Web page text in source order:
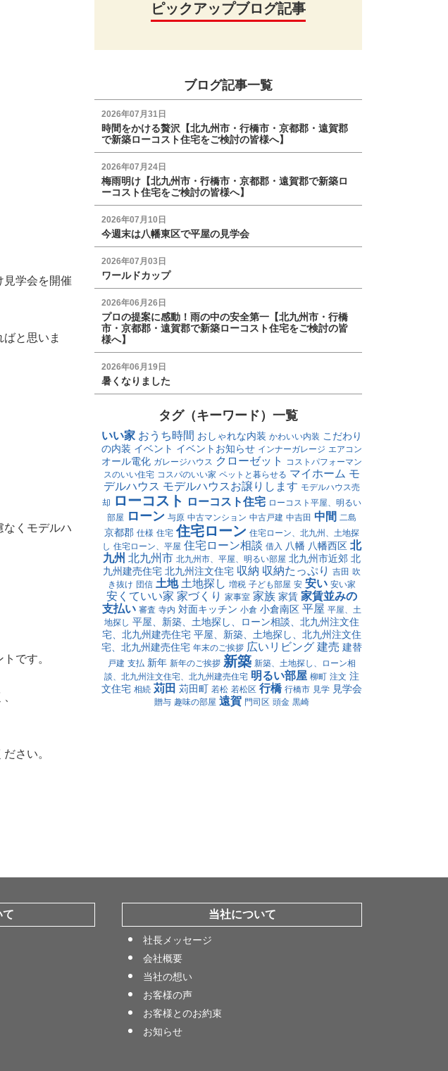
見学会を開催
と思いま
なくモデルハ
です。
さい。
ピックアップブログ記事
ブログ記事一覧
2026年07月31日
時間をかける贅沢【北九州市・行橋市・京都郡・遠賀郡
で新築ローコスト住宅をご検討の皆様へ】
2026年07月24日
梅雨明け【北九州市・行橋市・京都郡・遠賀郡で新築ロ
ーコスト住宅をご検討の皆様へ】
2026年07月10日
今週末は八幡東区で平屋の見学会
2026年07月03日
ワールドカップ
2026年06月26日
プロの提案に感動！雨の中の安全第一【北九州市・行橋
市・京都郡・遠賀郡で新築ローコスト住宅をご検討の皆
様へ】
2026年06月19日
暑くなりました
タグ（キーワード）一覧
いい家 おうち時間 おしゃれな内装 かわいい内装 こだわり
の内装 イベント イベントお知らせ インナーガレージ エアコン
オール電化 ガレージハウス クローゼット
コストパフォーマン
スのいい住宅 コスパのいい家 ペットと暮らせる マイホーム モ
デルハウス モデルハウスお譲りします モデルハウス売
却 ローコスト ローコスト住宅 ローコスト平屋、明るい
部屋 ローン 与原 中古マンション 中古戸建 中吉田 中間 二島
京都郡 仕様 住宅 住宅ローン 住宅ローン、北九州、土地探
し 住宅ローン、平屋 住宅ローン相談 借入 八幡 八幡西区 北
九州 北九州市 北九州市、平屋、明るい部屋 北九州市近郊 北
九州建売住宅 北九州注文住宅 収納 収納たっぷり 吉田 吹
き抜け 団信 土地 土地探し 増税 子ども部屋 安 安い 安い家
安くていい家 家づくり 家事室 家族 家賃 家賃並みの
支払い 審査 寺内 対面キッチン 小倉 小倉南区 平屋 平屋、土
地探し 平屋、新築、土地探し、ローン相談、北九州注文住
宅、北九州建売住宅 平屋、新築、土地探し、北九州注文住
宅、北九州建売住宅 年末のご挨拶 広いリビング 建売 建替
戸建 支払 新年 新年のご挨拶 新築 新築、土地探し、ローン相
談、北九州注文住宅、北九州建売住宅 明るい部屋 柳町 注文 注
文住宅 相続 苅田 苅田町 若松 若松区 行橋 行橋市 見学 見学会
贈与 趣味の部屋 遠賀 門司区 頭金 黒崎
て 当社について
社長メッセージ
会社概要
当社の想い
お客様の声
お客様とのお約束
お知らせ